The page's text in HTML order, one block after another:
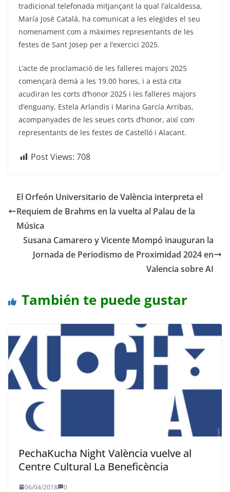
tradicional telefonada mitjançant la qual l’alcaldessa,
María José Catalá, ha comunicat a les elegides el seu
nomenament com a màximes representants de les
festes de Sant Josep per a l’exercici 2025.
L’acte de proclamació de les falleres majors 2025
començarà demà a les 19.00 hores, i a esta cita
acudiran les corts d’honor 2025 i les falleres majors
d’enguany, Estela Arlandis i Marina García Arribas,
acompanyades de les seues corts d’honor, així com
representants de les festes de Castelló i Alacant.
Post Views: 708
El Orfeón Universitario de València interpreta el
Requiem de Brahms en la vuelta al Palau de la
Música
Susana Camarero y Vicente Mompó inauguran la
Jornada de Periodismo de Proximidad 2024 en
Valencia sobre AI
También te puede gustar
PechaKucha Night València vuelve al
Centre Cultural La Beneficència
06/04/2018 0